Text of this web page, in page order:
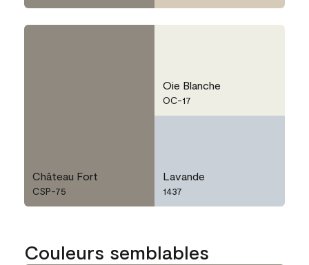
Château Fort
CSP-75
Oie Blanche
OC-17
Lavande
1437
Couleurs semblables